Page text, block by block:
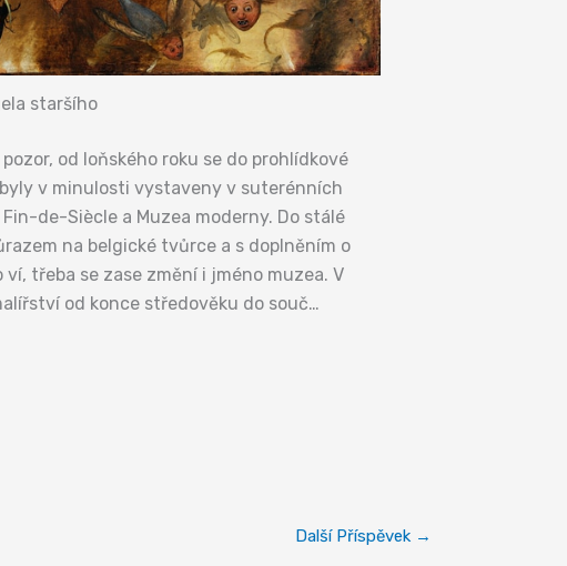
staršího
od loňského roku se do prohlídkové
v minulosti vystaveny v suterénních
de-Siècle a Muzea moderny. Do stálé
na belgické tvůrce a s doplněním o
třeba se zase změní i jméno muzea. V
od konce středověku do souč…
Další Příspěvek →